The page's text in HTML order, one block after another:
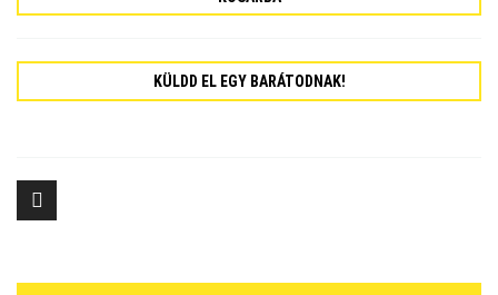
KÜLDD EL EGY BARÁTODNAK!